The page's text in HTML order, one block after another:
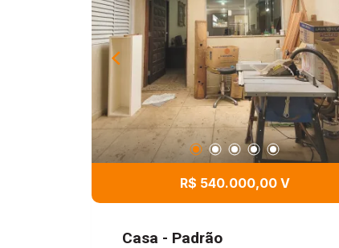
R$ 540.000,00 V
Casa - Padrão